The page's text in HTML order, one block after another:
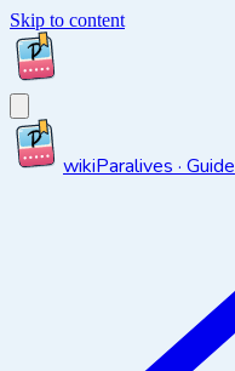
Skip to content
wikiParalives · Guide